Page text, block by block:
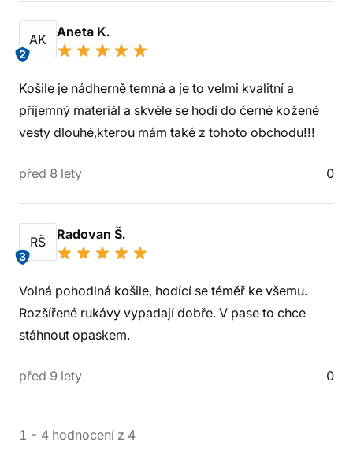
AK
2
Aneta K.
Košile je nádherně temná a je to velmi kvalitní a
příjemný materiál a skvěle se hodí do černé kožené
vesty dlouhé,kterou mám také z tohoto obchodu!!!
před 8 lety 0
RŠ
3
Radovan Š.
Volná pohodlná košile, hodící se téměř ke všemu.
Rozšířené rukávy vypadají dobře. V pase to chce
stáhnout opaskem.
před 9 lety 0
1 - 4 hodnocení z 4